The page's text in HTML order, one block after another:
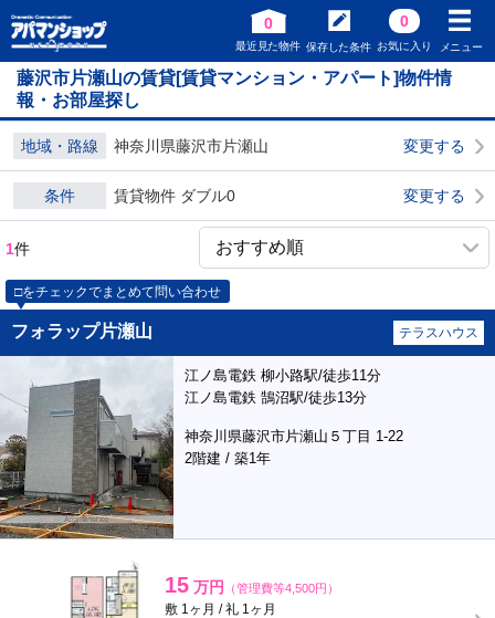
0
最近見た物件 保存した条件
0
お気に入り メニュー
藤沢市片瀬山の賃貸[賃貸マンション・アパート]物件情
報・お部屋探し
地域・路線 神奈川県藤沢市片瀬山 変更する
条件 賃貸物件 ダブル0 変更する
1件
□をチェックでまとめて問い合わせ
フォラップ片瀬山 テラスハウス
江ノ島電鉄 柳小路駅/徒歩11分
江ノ島電鉄 鵠沼駅/徒歩13分
神奈川県藤沢市片瀬山５丁目 1-22
2階建 / 築1年
15 万円 （管理費等4,500円）
敷 1ヶ月 / 礼 1ヶ月